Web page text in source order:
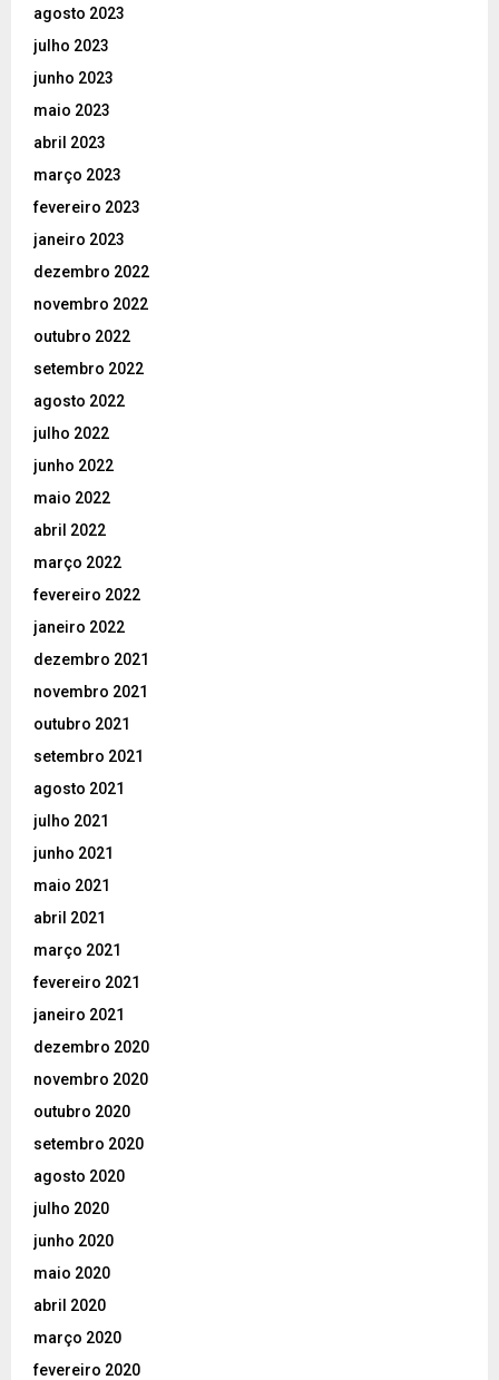
agosto 2023
julho 2023
junho 2023
maio 2023
abril 2023
março 2023
fevereiro 2023
janeiro 2023
dezembro 2022
novembro 2022
outubro 2022
setembro 2022
agosto 2022
julho 2022
junho 2022
maio 2022
abril 2022
março 2022
fevereiro 2022
janeiro 2022
dezembro 2021
novembro 2021
outubro 2021
setembro 2021
agosto 2021
julho 2021
junho 2021
maio 2021
abril 2021
março 2021
fevereiro 2021
janeiro 2021
dezembro 2020
novembro 2020
outubro 2020
setembro 2020
agosto 2020
julho 2020
junho 2020
maio 2020
abril 2020
março 2020
fevereiro 2020